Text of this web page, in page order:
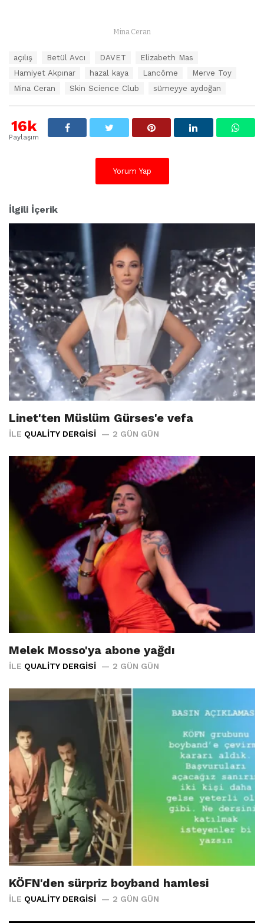
Mina Ceran
r
açılış Betül Avcı DAVET
Elizabeth Mas
Hamiyet Akpınar
hazal kaya Lancôme
Merve Toy
Mina Ceran
Skin Science Club sümeyye aydoğan
16k
Paylaşım
Yorum Yap
İlgili İçerik
Linet'ten Müslüm Gürses'e vefa
İLE QUALITY DERGISI 2 GÜN GÜN
Melek Mosso'ya abone yağdı
İLE QUALITY DERGISI 2 GÜN GÜN
KÖFN'den sürpriz boyband hamlesi
İLE QUALITY DERGISI 2 GÜN GÜN